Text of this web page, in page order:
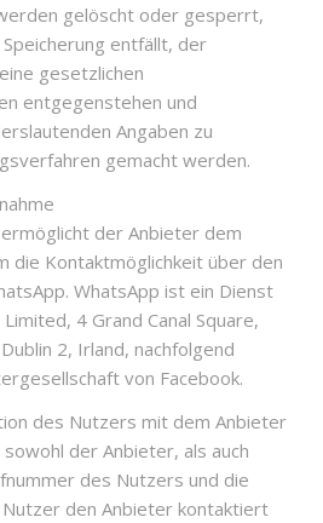
gelöscht oder gesperrt,
entfällt, der
gesetzlichen
entgegenstehen und
Angaben zu
gemacht werden.
der Anbieter dem
die Kontaktmöglichkeit über den
WhatsApp ist ein Dienst
4 Grand Canal Square,
2, Irland, nachfolgend
von Facebook.
des Nutzers mit dem Anbieter
der Anbieter, als auch
des Nutzers und die
den Anbieter kontaktiert